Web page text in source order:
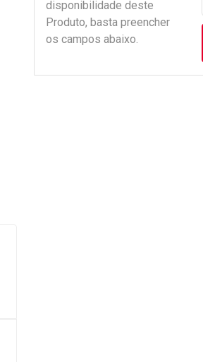
disponibilidade deste
Produto, basta preencher
os campos abaixo.